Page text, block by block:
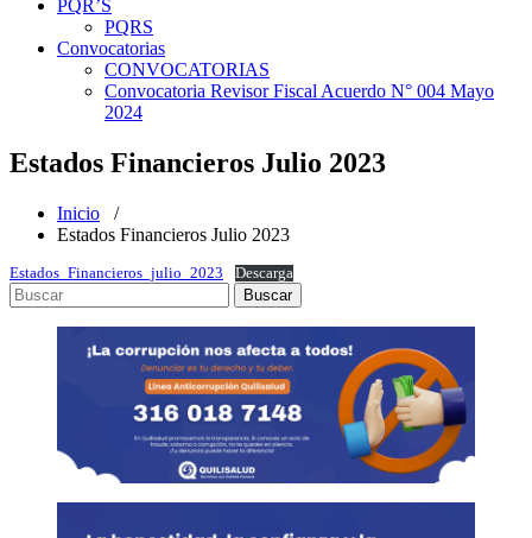
PQR’S
PQRS
Convocatorias
CONVOCATORIAS
Convocatoria Revisor Fiscal Acuerdo N° 004 Mayo
2024
Estados Financieros Julio 2023
Inicio /
Estados Financieros Julio 2023
Estados_Financieros_julio_2023 Descarga